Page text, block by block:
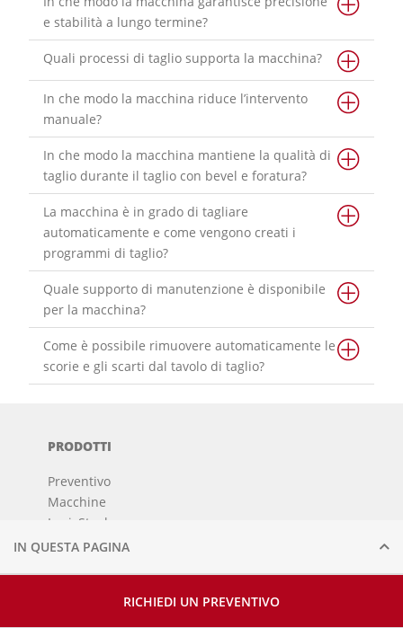
IN QUESTA PAGINA
RICHIEDI UN PREVENTIVO
e stabilità a lungo termine?
Quali processi di taglio supporta la macchina?
In che modo la macchina riduce l’intervento
manuale?
In che modo la macchina mantiene la qualità di
taglio durante il taglio con bevel e foratura?
La macchina è in grado di tagliare
automaticamente e come vengono creati i
programmi di taglio?
Quale supporto di manutenzione è disponibile
per la macchina?
Come è possibile rimuovere automaticamente le
scorie e gli scarti dal tavolo di taglio?
PRODOTTI
Preventivo
Macchine
LogicSteel
Assistenza
Base di conoscenza